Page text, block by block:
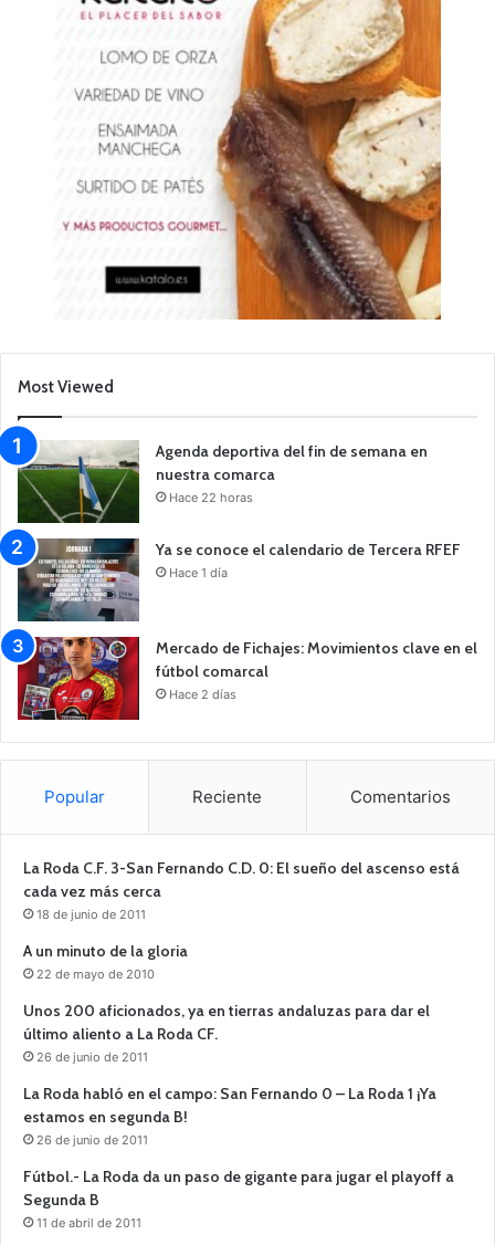
Most Viewed
Agenda deportiva del fin de semana en
nuestra comarca
Hace 22 horas
Ya se conoce el calendario de Tercera RFEF
Hace 1 día
Mercado de Fichajes: Movimientos clave en el
fútbol comarcal
Hace 2 días
Popular Reciente Comentarios
La Roda C.F. 3-San Fernando C.D. 0: El sueño del ascenso está
cada vez más cerca
18 de junio de 2011
A un minuto de la gloria
22 de mayo de 2010
Unos 200 aficionados, ya en tierras andaluzas para dar el
último aliento a La Roda CF.
26 de junio de 2011
La Roda habló en el campo: San Fernando 0 – La Roda 1 ¡Ya
estamos en segunda B!
26 de junio de 2011
Fútbol.- La Roda da un paso de gigante para jugar el playoff a
Segunda B
11 de abril de 2011